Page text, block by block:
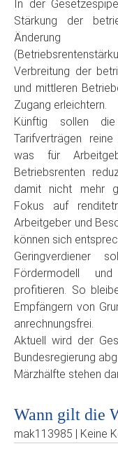
In der
Stärkung der
Änderung
Verbreitung der
und mittleren
Zugang erleichtern.
Künftig sollen
Tarifverträgen
was für
Betriebsrenten
damit nicht mehr
Fokus auf
Arbeitgeber und
können sich
Geringverdiener
Fördermodell
profitieren. So
Empfängern von
anrechnungsfrei.
Aktuell wird der
Bundesregierung
Märzhälfte stehen
Wann gilt die
mak113985 | Keine